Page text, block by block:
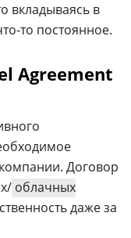
вкладываясь в
то постоянное.
Agreement
Договор
облачных
даже за